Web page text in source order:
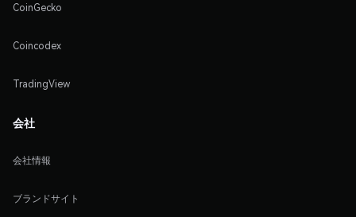
CoinGecko
Coincodex
TradingView
会社
会社情報
ブランドサイト